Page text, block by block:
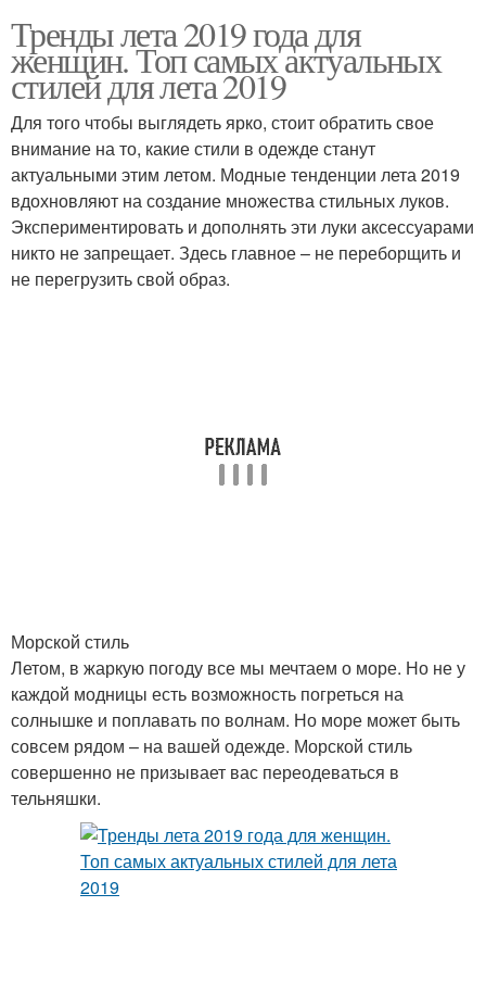
Тренды лета 2019 года для
женщин. Топ самых актуальных
стилей для лета 2019
Для того чтобы выглядеть ярко, стоит обратить свое
внимание на то, какие стили в одежде станут
актуальными этим летом. Модные тенденции лета 2019
вдохновляют на создание множества стильных луков.
Экспериментировать и дополнять эти луки аксессуарами
никто не запрещает. Здесь главное – не переборщить и
не перегрузить свой образ.
Морской стиль
Летом, в жаркую погоду все мы мечтаем о море. Но не у
каждой модницы есть возможность погреться на
солнышке и поплавать по волнам. Но море может быть
совсем рядом – на вашей одежде. Морской стиль
совершенно не призывает вас переодеваться в
тельняшки.